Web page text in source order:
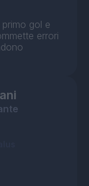
gol e
errori